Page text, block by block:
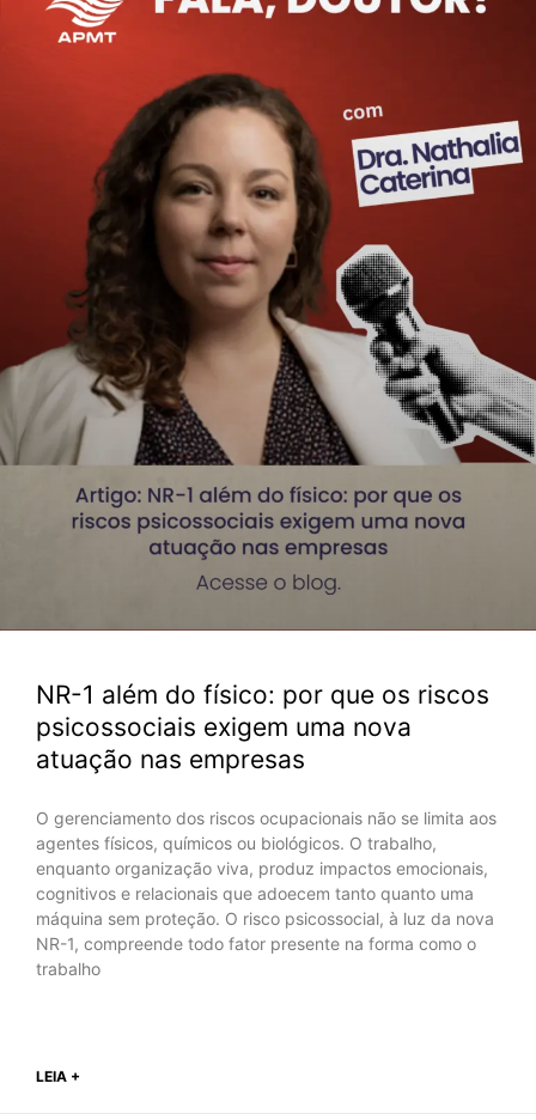
NR-1 além do físico: por que os riscos
psicossociais exigem uma nova
atuação nas empresas
O gerenciamento dos riscos ocupacionais não se limita aos
agentes físicos, químicos ou biológicos. O trabalho,
enquanto organização viva, produz impactos emocionais,
cognitivos e relacionais que adoecem tanto quanto uma
máquina sem proteção. O risco psicossocial, à luz da nova
NR-1, compreende todo fator presente na forma como o
trabalho
LEIA +